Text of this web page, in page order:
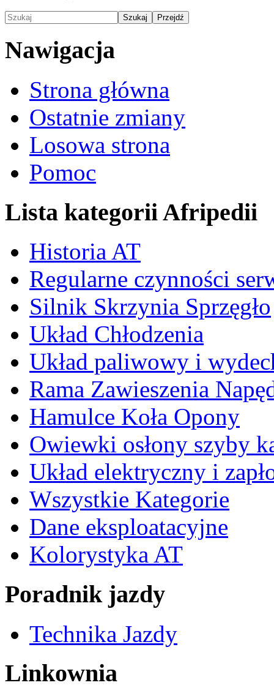
Nawigacja
Strona główna
Ostatnie zmiany
Losowa strona
Pomoc
Lista kategorii Afripedii
Historia AT
Regularne czynności
Silnik Skrzynia Sprzęgło
Układ Chłodzenia
Układ paliwowy i
Rama Zawieszenia
Hamulce Koła Opony
Owiewki osłony szyby
Układ elektryczny i
Wszystkie Kategorie
Dane eksploatacyjne
Kolorystyka AT
Poradnik jazdy
Technika Jazdy
Linkownia